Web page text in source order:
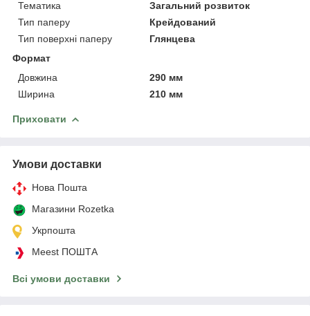
Тематика
Загальний розвиток
Тип паперу
Крейдований
Тип поверхні паперу
Глянцева
Формат
Довжина
290 мм
Ширина
210 мм
Приховати
Умови доставки
Нова Пошта
Магазини Rozetka
Укрпошта
Meest ПОШТА
Всі умови доставки